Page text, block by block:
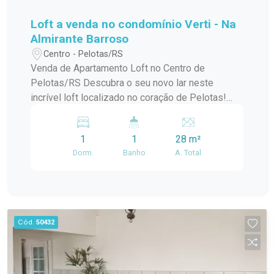
Loft a venda no condomínio Verti - Na
Almirante Barroso
Centro - Pelotas/RS
Venda de Apartamento Loft no Centro de
Pelotas/RS Descubra o seu novo lar neste
incrível loft localizado no coração de Pelotas!
construção, oferece o melhor da modernidade e
conforto, ideal para quem busca praticidade e
estilo de vida urbano. Com uma localização
entretenimento. O condomínio conta com uma
infraestrutura de lazer completa, perfeita para
relaxar e aproveitar momentos especiais com
amigos e familiares. O loft possui um design
1
Dorm.
1
Banho
28 m²
A. Total
Cód. 50432